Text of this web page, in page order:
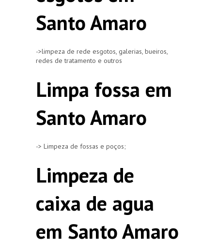
Santo Amaro
->limpeza de rede esgotos, galerias, bueiros,
redes de tratamento e outros
Limpa fossa em
Santo Amaro
-> Limpeza de fossas e poços;
Limpeza de
caixa de agua
em Santo Amaro